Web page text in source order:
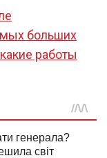
больших
работы